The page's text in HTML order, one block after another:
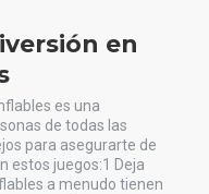
en
es una
de todas las
para asegurarte de
estos juegos:1 Deja
a menudo tienen